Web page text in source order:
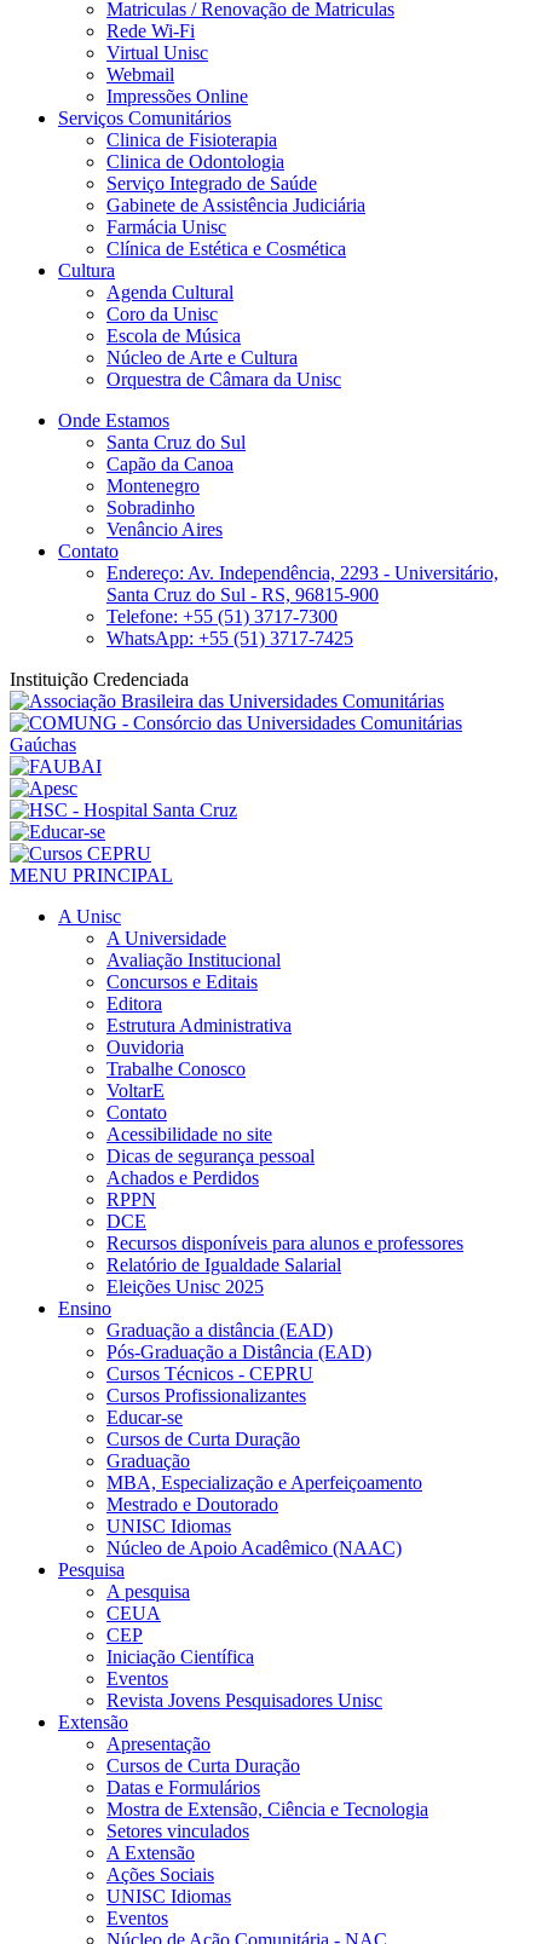
Matriculas / Renovação de Matriculas
Rede Wi-Fi
Virtual Unisc
Webmail
Impressões Online
Serviços Comunitários
Clinica de Fisioterapia
Clinica de Odontologia
Serviço Integrado de Saúde
Gabinete de Assistência Judiciária
Farmácia Unisc
Clínica de Estética e Cosmética
Cultura
Agenda Cultural
Coro da Unisc
Escola de Música
Núcleo de Arte e Cultura
Orquestra de Câmara da Unisc
Onde Estamos
Santa Cruz do Sul
Capão da Canoa
Montenegro
Sobradinho
Venâncio Aires
Contato
Endereço: Av. Independência, 2293 - Universitário,
Santa Cruz do Sul - RS, 96815-900
Telefone: +55 (51) 3717-7300
WhatsApp: +55 (51) 3717-7425
Instituição Credenciada
MENU PRINCIPAL
A Unisc
A Universidade
Avaliação Institucional
Concursos e Editais
Editora
Estrutura Administrativa
Ouvidoria
Trabalhe Conosco
VoltarE
Contato
Acessibilidade no site
Dicas de segurança pessoal
Achados e Perdidos
RPPN
DCE
Recursos disponíveis para alunos e professores
Relatório de Igualdade Salarial
Eleições Unisc 2025
Ensino
Graduação a distância (EAD)
Pós-Graduação a Distância (EAD)
Cursos Técnicos - CEPRU
Cursos Profissionalizantes
Educar-se
Cursos de Curta Duração
Graduação
MBA, Especialização e Aperfeiçoamento
Mestrado e Doutorado
UNISC Idiomas
Núcleo de Apoio Acadêmico (NAAC)
Pesquisa
A pesquisa
CEUA
CEP
Iniciação Científica
Eventos
Revista Jovens Pesquisadores Unisc
Extensão
Apresentação
Cursos de Curta Duração
Datas e Formulários
Mostra de Extensão, Ciência e Tecnologia
Setores vinculados
A Extensão
Ações Sociais
UNISC Idiomas
Eventos
Núcleo de Ação Comunitária - NAC